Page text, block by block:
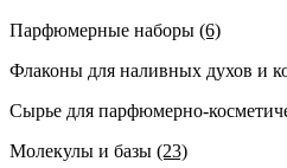
Парфюмерные наборы (6)
Флаконы для наливных духов и
Сырье для парфюмерно-
Молекулы и базы (23)